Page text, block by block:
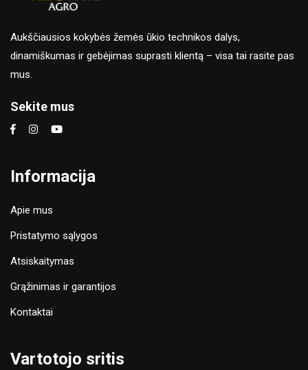
Aukščiausios kokybės žemės ūkio technikos dalys,
dinamiškumas ir gebėjimas suprasti klientą – visa tai rasite pas
mus.
Sekite mus
Informacija
Apie mus
Pristatymo sąlygos
Atsiskaitymas
Grąžinimas ir garantijos
Kontaktai
Vartotojo sritis